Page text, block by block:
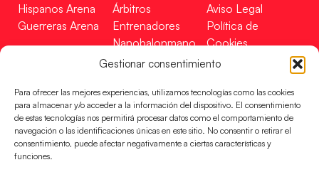
Gestionar consentimiento
Para ofrecer las mejores experiencias, utilizamos tecnologías como las cookies
para almacenar y/o acceder a la información del dispositivo. El consentimiento
de estas tecnologías nos permitirá procesar datos como el comportamiento de
navegación o las identificaciones únicas en este sitio. No consentir o retirar el
consentimiento, puede afectar negativamente a ciertas características y
funciones.
Hispanos Arena
Guerreras Arena
Árbitros
Entrenadores
Nanobalonmano
Tienda
Aviso Legal
Política de
Cookies
Mapa Web
Incidencias
CONTACTO
EN
FINANCIADO